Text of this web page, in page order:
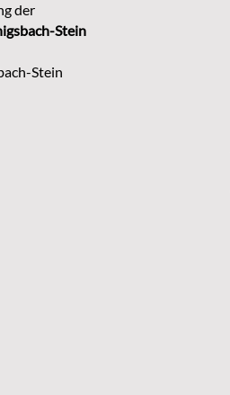
der
Stein
Stein